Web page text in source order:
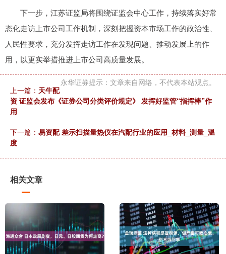
下一步，江苏证监局将围绕证监会中心工作，持续落实好常
态化走访上市公司工作机制，深刻把握资本市场工作的政治性、
人民性要求，充分发挥走访工作在发现问题、推动发展上的作
用，以更实举措推进上市公司高质量发展。
永华证券提示：文章来自网络，不代表本站观点。
上一篇： 天牛配
资 证监会发布《证券公司分类评价规定》 发挥好监管“指挥棒”作
用
下一篇： 易资配 差示扫描量热仪在汽配行业的应用_材料_测量_温
度
相关文章